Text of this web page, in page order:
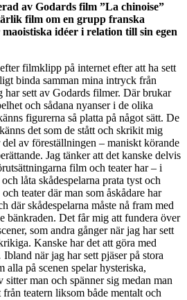
av Godards film ”La chinoise”
film om en grupp franska
idéer i relation till sin egen
filmklipp på internet efter att ha sett
binda samman mina intryck från
har sett av Godards filmer. Där brukar
och sådana nyanser i de olika
figurerna så platta på något sätt. De
det som de stått och skrikit mig
av föreställningen – maniskt körande
Jag tänker att det kanske delvis
film och teater har – i
låta skådespelarna prata tyst och
teater där man som åskådare har
där skådespelarna måste nå fram med
bänkraden. Det får mig att fundera över
som andra gånger när jag har sett
Kanske har det att göra med
när jag har sett pjäser på stora
alla på scenen spelar hysteriska,
sitter man och spänner sig medan man
teatern liksom både mentalt och